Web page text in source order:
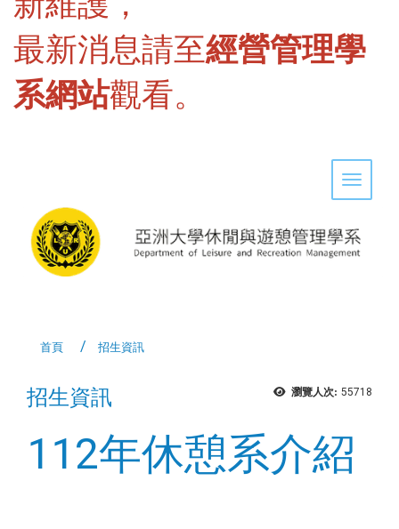
最新消息請至經營管理學
系網站觀看。
Toggle
首頁 招生資訊
瀏覽人次: 55718
招生資訊
112年休憩系介紹